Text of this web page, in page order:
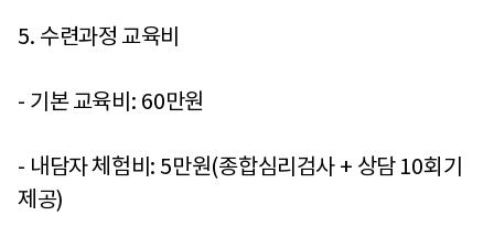
5. 수련과정 교육비
- 기본 교육비 : 60만원
- 내담자 체험비 : 5만원(종합심리검사 + 상담 10회기
제공)